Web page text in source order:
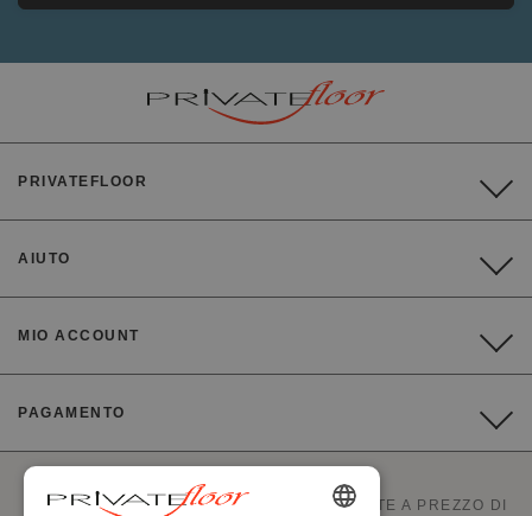
PRIVATEFLOOR
AIUTO
MIO ACCOUNT
PAGAMENTO
PRIVATEFLOOR È IL PRIMO SITO DI VENDITE A PREZZO DI